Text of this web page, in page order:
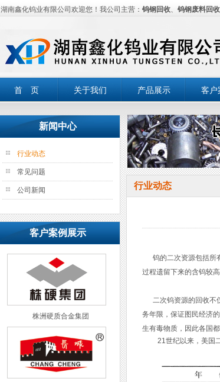
湖南鑫化钨业有限公司欢迎您！我公司主营： 钨钢回收、 钨钢废料回收
首 页 关于我们 产品展示 客户
新闻中心
行业动态
常见问题
公司新闻
客户案例展示
株洲硬质合金集团
行业动态
钨的二次资源包括所
过程遗留下来的含钨较
二次钨资源的回收不
务年限，保证图民经济
生有毒物质，因此各国
21世纪以来，美国二